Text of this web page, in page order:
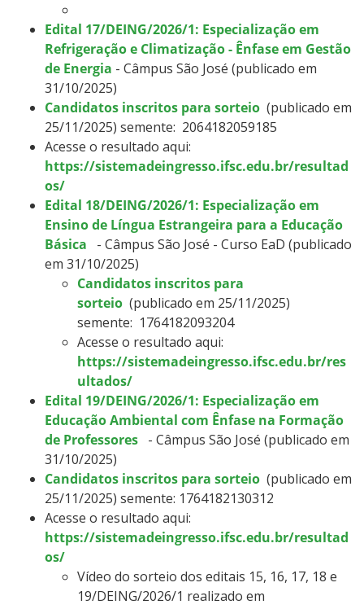
Edital 17/DEING/2026/1: Especialização em
Refrigeração e Climatização - Ênfase em Gestão
de Energia - Câmpus São José (publicado em
31/10/2025)
Candidatos inscritos para sorteio (publicado em
25/11/2025) semente: 2064182059185
Acesse o resultado aqui:
https://sistemadeingresso.ifsc.edu.br/resultad
os/
Edital 18/DEING/2026/1: Especialização em
Ensino de Língua Estrangeira para a Educação
Básica - Câmpus São José - Curso EaD (publicado
em 31/10/2025)
Candidatos inscritos para
sorteio (publicado em 25/11/2025)
semente: 1764182093204
Acesse o resultado aqui:
https://sistemadeingresso.ifsc.edu.br/res
ultados/
Edital 19/DEING/2026/1: Especialização em
Educação Ambiental com Ênfase na Formação
de Professores - Câmpus São José (publicado em
31/10/2025)
Candidatos inscritos para sorteio (publicado em
25/11/2025) semente: 1764182130312
Acesse o resultado aqui:
https://sistemadeingresso.ifsc.edu.br/resultad
os/
Vídeo do sorteio dos editais 15, 16, 17, 18 e
19/DEING/2026/1 realizado em